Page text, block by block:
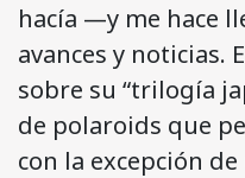
hacía —y me hace
avances y noticias.
sobre su “trilogía
de polaroids que
con la excepción